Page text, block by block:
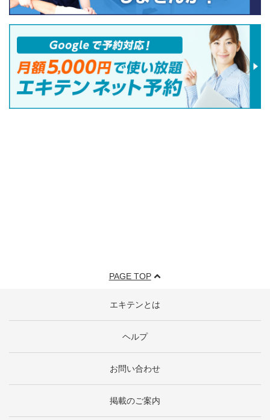
PAGE TOP
エキテンとは
ヘルプ
お問い合わせ
掲載のご案内